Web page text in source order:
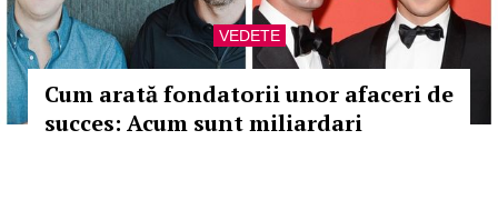
VEDETE
Cum arată fondatorii unor afaceri de
succes: Acum sunt miliardari